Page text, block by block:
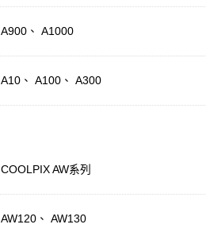
A900、 A1000
A10、 A100、 A300
COOLPIX AW系列
AW120、 AW130